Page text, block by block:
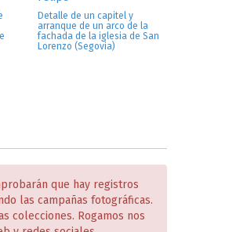
Detalle de un capitel y
arranque de un arco de la
fachada de la iglesia de San
Lorenzo (Segovia)
que hay registros
las campañas fotográficas.
colecciones. Rogamos nos